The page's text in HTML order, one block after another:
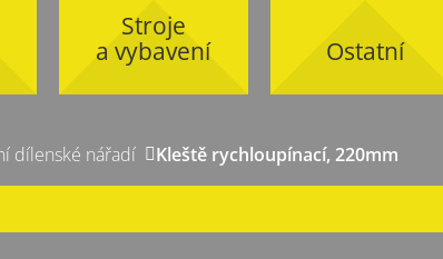
Stroje
a vybavení
Ostatní
dílenské nářadí Kleště rychloupínací, 220mm